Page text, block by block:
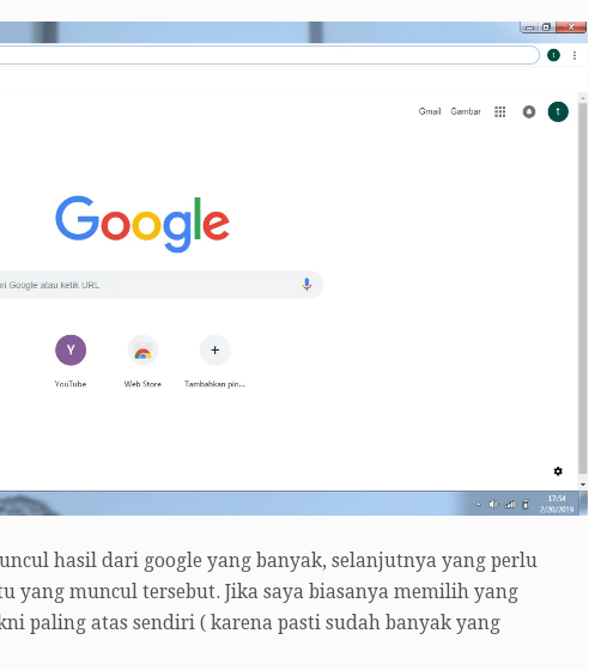
hasil dari google yang banyak, selanjutnya yang perlu
yang muncul tersebut. Jika saya biasanya memilih yang
paling atas sendiri ( karena pasti sudah banyak yang